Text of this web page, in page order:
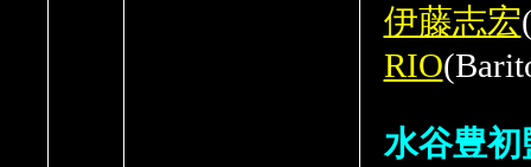
伊藤志宏
RIO
水谷豊